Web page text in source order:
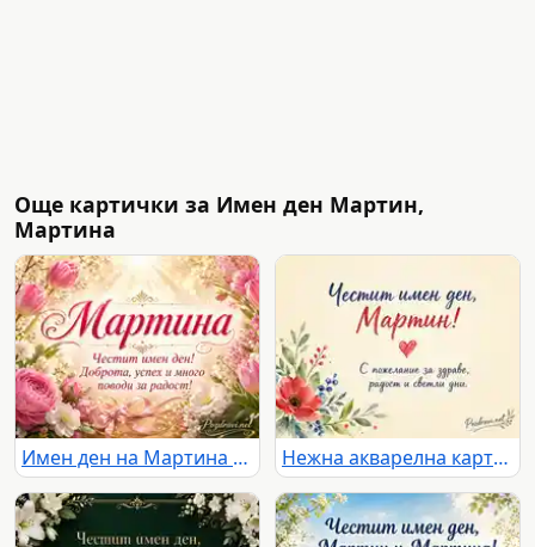
Още картички за Имен ден Мартин,
Мартина
Имен ден на Мартина с розови цветя и топло празнично послание Нежна акварелна картичка за имен ден на Мартин с цветя и сърдечно послание